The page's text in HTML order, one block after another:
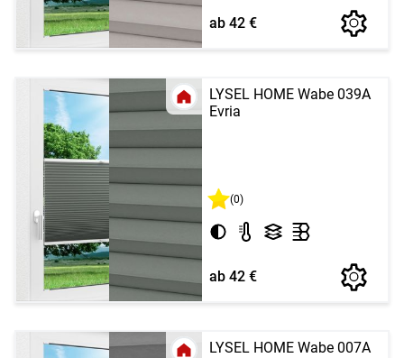
ab 42 €
LYSEL HOME Wabe 039A
Evria
(0)
ab 42 €
LYSEL HOME Wabe 007A